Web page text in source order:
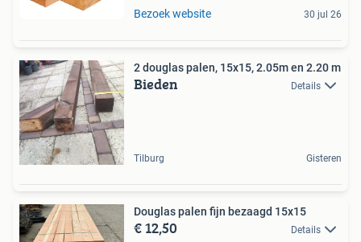
Bezoek website 30 jul 26
2 douglas palen, 15x15, 2.05m en 2.20 m
Bieden Details
Tilburg Gisteren
Douglas palen fijn bezaagd 15x15
€ 12,50 Details